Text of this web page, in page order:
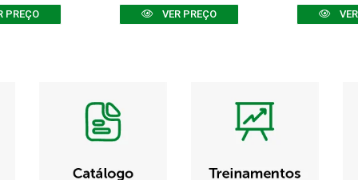
PREÇO VER PREÇO